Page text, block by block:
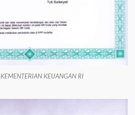
KEUANGAN RI